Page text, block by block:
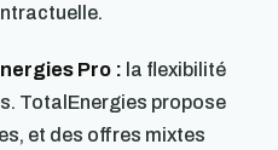
Pro : la flexibilité
TotalEnergies propose
et des offres mixtes